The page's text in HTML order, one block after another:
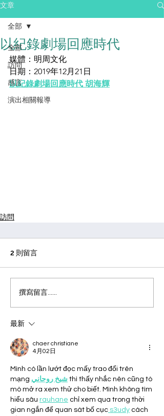
文章
全部
訪問
感⾔
演出相關報導
全部
以紀錄劇場回應時代
媒體：明周文化
日期：2019年12月21日
以紀錄劇場回應時代 胡海輝
訪問
2 則留言
撰寫留言......
最新
chaer christiane
4月02日
Mình có lần lướt đọc mấy trao đổi trên
mạng شيخ روحاني thì thấy nhắc nên cũng tò
mò mở ra xem thử cho biết. Mình không tìm
hiểu sâu rauhane chỉ xem qua trong thời
gian ngắn để quan sát bố cục s3udy cách